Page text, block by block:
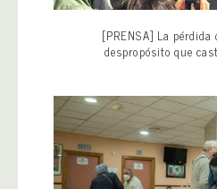
[PRENSA] La
despropósito que